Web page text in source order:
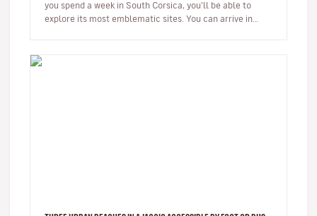
you spend a week in South Corsica, you’ll be able to
explore its most emblematic sites. You can arrive in